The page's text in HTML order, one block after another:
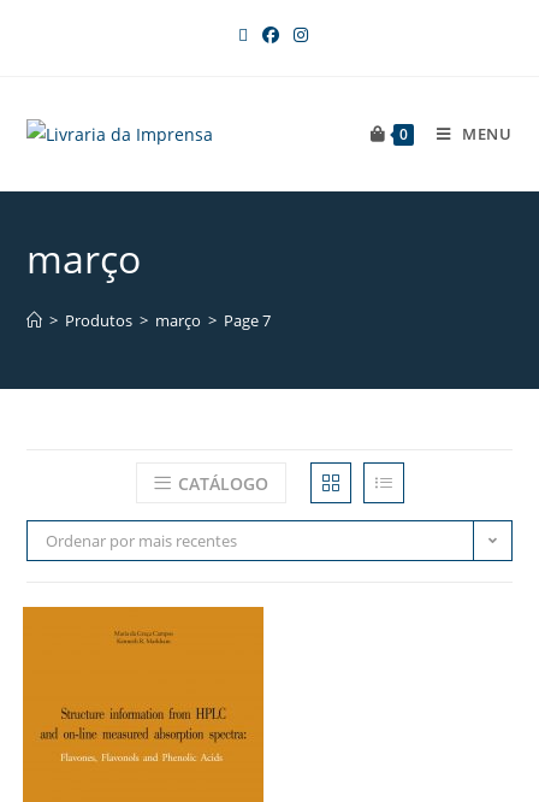
0 MENU
março
> Produtos > março > Page 7
CATÁLOGO
Ordenar por mais recentes